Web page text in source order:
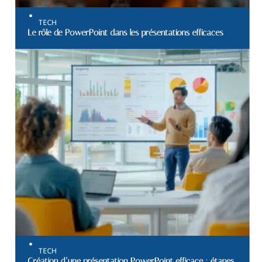
TECH
Le rôle de PowerPoint dans les présentations efficaces
TECH